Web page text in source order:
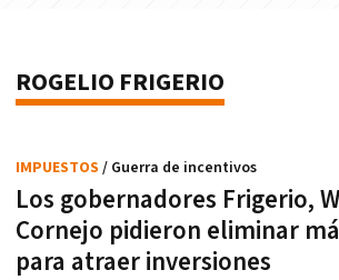
ROGELIO FRIGERIO
Los gobernadores Frigerio,
Cornejo pidieron eliminar
para atraer inversiones
IMPUESTOS / Guerra de incentivos